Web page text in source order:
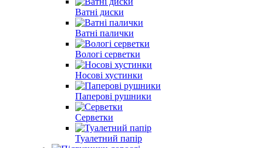
Ватні диски
Ватні палички
Вологі серветки
Носові хустинки
Паперові рушники
Серветки
Туалетний папір